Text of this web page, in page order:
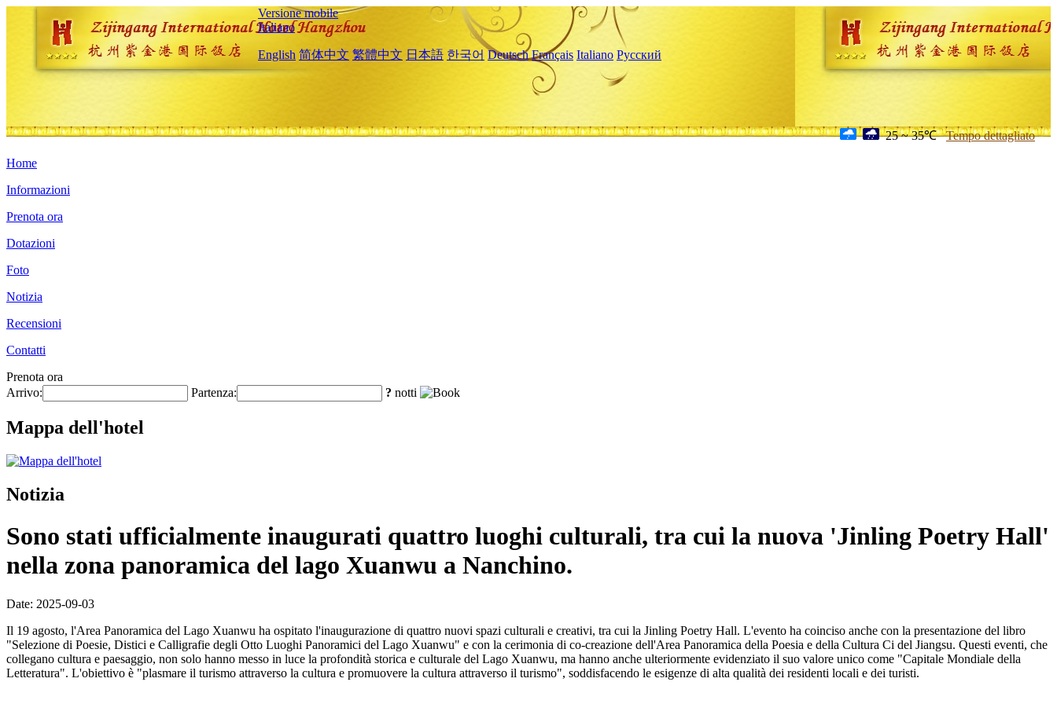
Versione mobile
Italiano
English 简体中文 繁體中文 日本語 한국어 Deutsch Français Italiano Русский
25 ~ 35℃ Tempo dettagliato
Home
Informazioni
Prenota ora
Dotazioni
Foto
Notizia
Recensioni
Contatti
Prenota ora
Arrivo:
Partenza: ? notti
Mappa dell'hotel
Notizia
Sono stati ufficialmente inaugurati quattro luoghi culturali, tra cui la nuova 'Jinling Poetry Hall'
nella zona panoramica del lago Xuanwu a Nanchino.
Date: 2025-09-03
Il 19 agosto, l'Area Panoramica del Lago Xuanwu ha ospitato l'inaugurazione di quattro nuovi spazi culturali e creativi, tra cui la Jinling Poetry Hall. L'evento ha coinciso anche con la presentazione del libro
"Selezione di Poesie, Distici e Calligrafie degli Otto Luoghi Panoramici del Lago Xuanwu" e con la cerimonia di co-creazione dell'Area Panoramica della Poesia e della Cultura Ci del Jiangsu. Questi eventi, che
collegano cultura e paesaggio, non solo hanno messo in luce la profondità storica e culturale del Lago Xuanwu, ma hanno anche ulteriormente evidenziato il suo valore unico come "Capitale Mondiale della
Letteratura". L'obiettivo è "plasmare il turismo attraverso la cultura e promuovere la cultura attraverso il turismo", soddisfacendo le esigenze di alta qualità dei residenti locali e dei turisti.